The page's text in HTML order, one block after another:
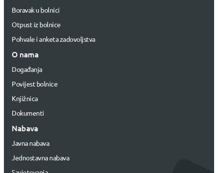
Boravak u bolnici
Otpust iz bolnice
Pohvale i anketa zadovoljstva
O nama
Događanja
Povijest bolnice
Knjižnica
Dokumenti
Nabava
Javna nabava
Jednostavna nabava